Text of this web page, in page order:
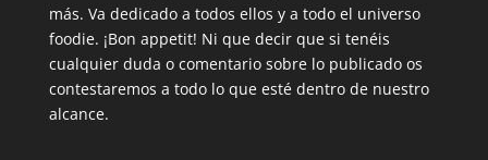
más. Va dedicado a todos ellos y a todo el universo
foodie. ¡Bon appetit! Ni que decir que si tenéis
cualquier duda o comentario sobre lo publicado os
contestaremos a todo lo que esté dentro de nuestro
alcance.